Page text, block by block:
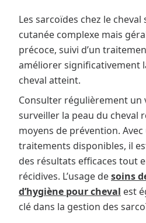
Les sarcoïdes chez le
cutanée complexe mais
précoce, suivi d’un
améliorer significativement
cheval atteint.
Consulter régulièrement un
surveiller la peau du cheval
moyens de prévention.
traitements disponibles, il
des résultats efficaces tout
récidives. L’usage desoins
d’hygiène pour cheval est
clé dans la gestion des